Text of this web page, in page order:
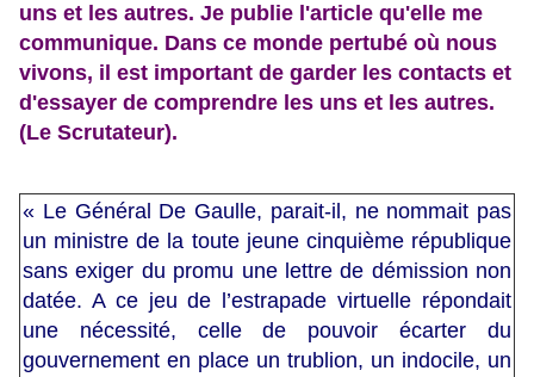
uns et les autres. Je publie l'article qu'elle me
communique. Dans ce monde pertubé où nous
vivons, il est important de garder les contacts et
d'essayer de comprendre les uns et les autres.
(Le Scrutateur).
« Le Général De Gaulle, parait-il, ne nommait pas
un ministre de la toute jeune cinquième république
sans exiger du promu une lettre de démission non
datée. A ce jeu de l’estrapade virtuelle répondait
une nécessité, celle de pouvoir écarter du
gouvernement en place un trublion, un indocile, un